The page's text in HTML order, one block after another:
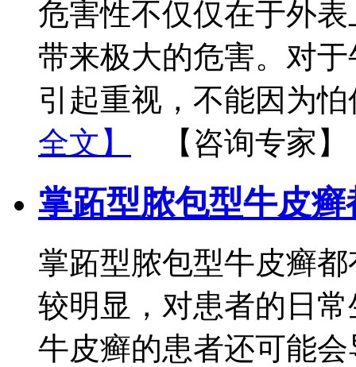
危害性不仅仅在于外
带来极大的危害。对
引起重视，不能因为
全文】
【咨询专家】
掌跖型脓包型牛皮
掌跖型脓包型牛皮癣
较明显，对患者的日
牛皮癣的患者还可能